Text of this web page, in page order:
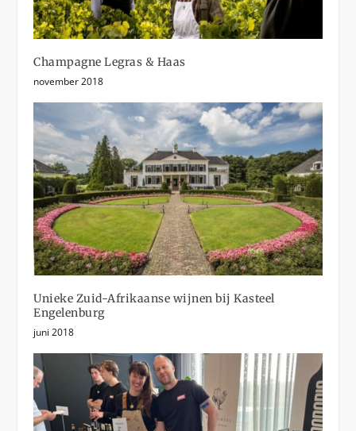
Champagne Legras & Haas
november 2018
Unieke Zuid-Afrikaanse wijnen bij Kasteel
Engelenburg
juni 2018